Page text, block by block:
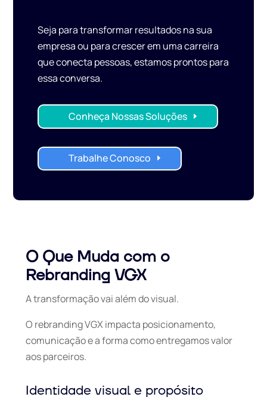
Seja para transformar resultados na sua
empresa ou para crescer em uma carreira
que conecta pessoas, estamos prontos para
essa conversa.
Conheça Nossas Soluções
Trabalhe Conosco
O Que Muda com o
Rebranding VGX
A transformação vai além do visual.
O rebranding VGX impacta posicionamento,
comunicação e a forma como entregamos valor
aos parceiros.
Identidade visual e propósito